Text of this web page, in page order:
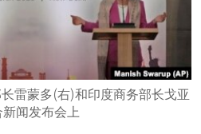
雷蒙多(右)和印度商务部长戈亚
闻发布会上